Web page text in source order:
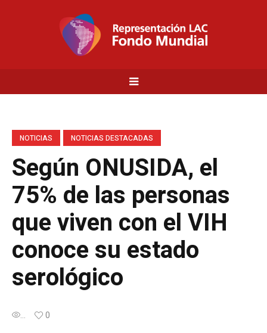
NOTICIAS NOTICIAS DESTACADAS
Según ONUSIDA, el
75% de las personas
que viven con el VIH
conoce su estado
serológico
... 0